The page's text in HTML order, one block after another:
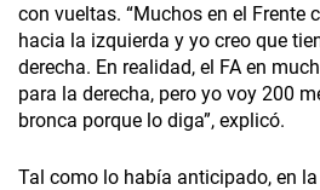
con vueltas. “Muchos en el Frente
hacia la izquierda y yo creo que
derecha. En realidad, el FA en
para la derecha, pero yo voy 200
bronca porque lo diga”, explicó.
Tal como lo había anticipado, en